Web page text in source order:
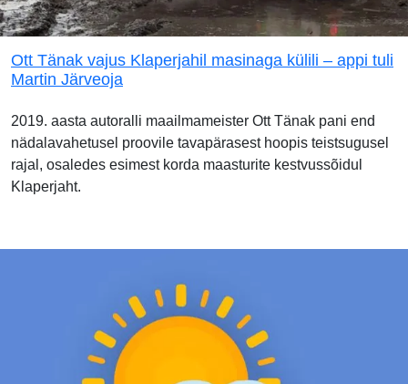
Ott Tänak vajus Klaperjahil masinaga külili – appi tuli
Martin Järveoja
2019. aasta autoralli maailmameister Ott Tänak pani end
nädalavahetusel proovile tavapärasest hoopis teistsugusel
rajal, osaledes esimest korda maasturite kestvussõidul
Klaperjaht.